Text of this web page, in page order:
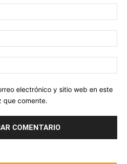
electrónico y sitio web en este
que comente.